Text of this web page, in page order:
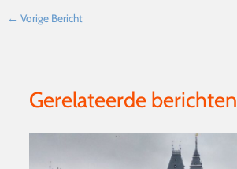
← Vorige Bericht
Gerelateerde berichten